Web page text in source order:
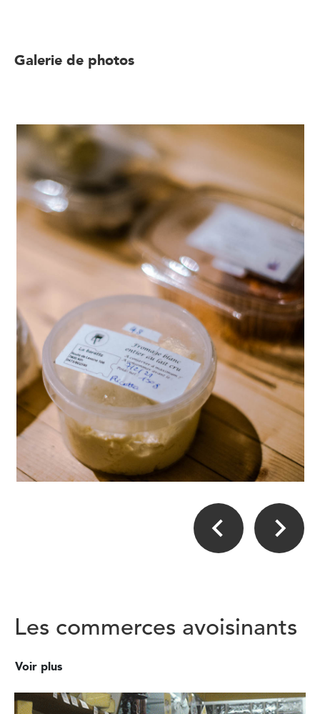
Galerie de photos
Les commerces avoisinants
Voir plus